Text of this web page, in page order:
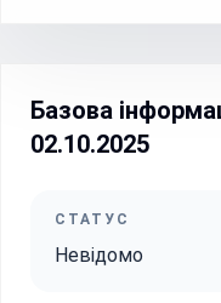
Базова
02.10.2025
СТАТУС
Невідомо